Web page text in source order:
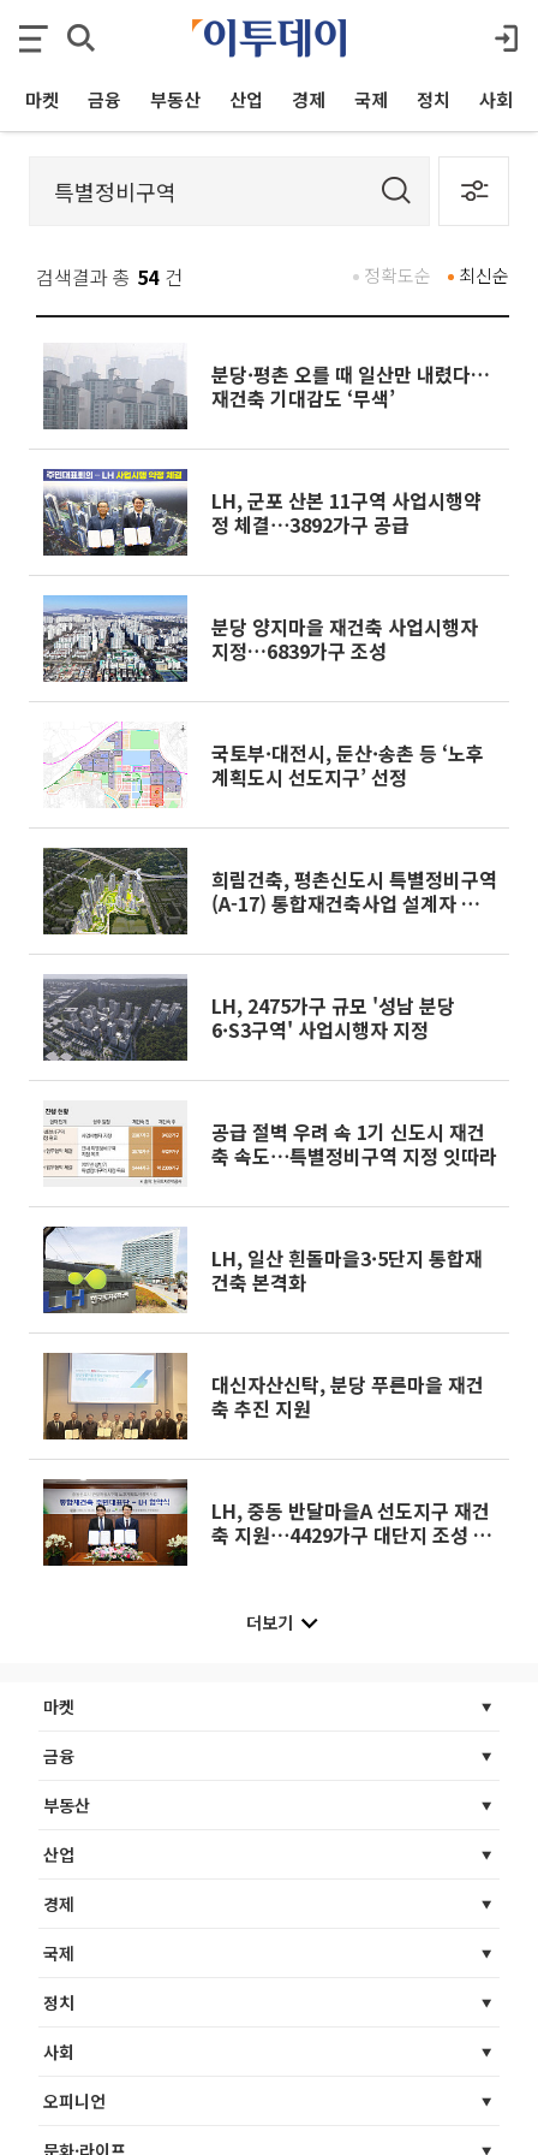
마켓 금융 부동산 산업 경제 국제 정치 사회
검색결과 총 54 건 최신순
정확도순
분당·평촌 오를 때 일산만 내렸다…
재건축 기대감도 ‘무색’
LH, 군포 산본 11구역 사업시행약
정 체결⋯3892가구 공급
분당 양지마을 재건축 사업시행자
지정…6839가구 조성
국토부·대전시, 둔산·송촌 등 ‘노후
계획도시 선도지구’ 선정
희림건축, 평촌신도시 특별정비구역
(A-17) 통합재건축사업 설계자 선
LH, 2475가구 규모 '성남 분당
6·S3구역' 사업시행자 지정
공급 절벽 우려 속 1기 신도시 재건
축 속도⋯특별정비구역 지정 잇따라
LH, 일산 흰돌마을3·5단지 통합재
건축 본격화
대신자산신탁, 분당 푸른마을 재건
축 추진 지원
LH, 중동 반달마을A 선도지구 재건
축 지원⋯4429가구 대단지 조성 추
더보기
마켓
금융
부동산
산업
경제
국제
정치
사회
오피니언
문화·라이프